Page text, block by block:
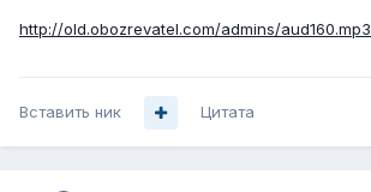
http://old.obozrevatel.com/admins/aud160.mp3
Вставить ник Цитата